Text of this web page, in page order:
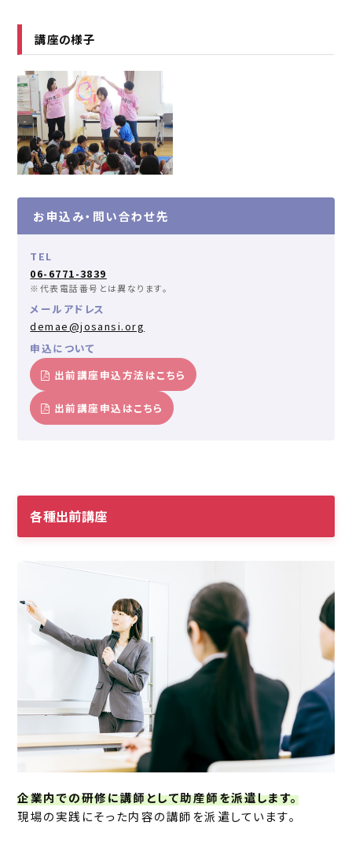
講座の様子
お申込み・問い合わせ先
TEL
06-6771-3839
※代表電話番号とは異なります。
メールアドレス
demae@josansi.org
申込について
出前講座申込方法はこちら
出前講座申込はこちら
各種出前講座
企業内での研修に講師として助産師を派遣します。
現場の実践にそった内容の講師を派遣しています｡